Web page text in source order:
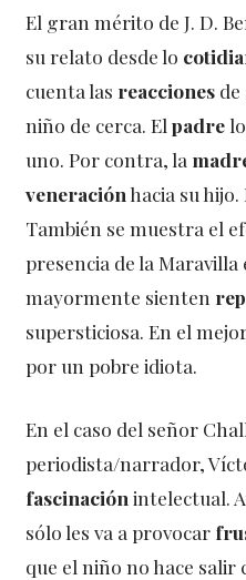
El gran mérito de J. D.
su relato desde lo
cuenta las reacciones
niño de cerca. Elpadre lo
uno. Por contra, la
veneración hacia su
También se muestra el
presencia de la
mayormente sienten
supersticiosa. En el
por un pobre idiota.
En el caso del señor
periodista/narrador,
fascinaciónintelectual.
sólo les va a provocar
que el niño no hace